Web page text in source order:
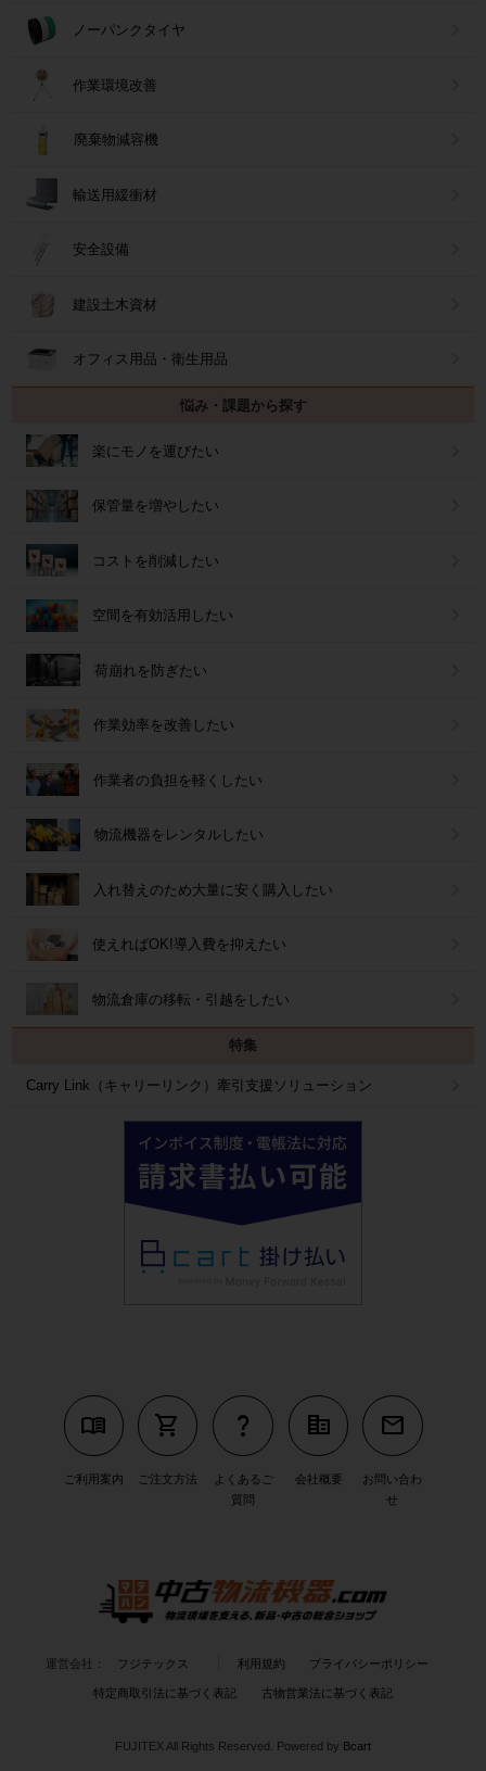
ノーパンクタイヤ
作業環境改善
廃棄物減容機
輸送用緩衝材
安全設備
建設土木資材
オフィス用品・衛生用品
悩み・課題から探す
楽にモノを運びたい
保管量を増やしたい
コストを削減したい
空間を有効活用したい
荷崩れを防ぎたい
作業効率を改善したい
作業者の負担を軽くしたい
物流機器をレンタルしたい
入れ替えのため大量に安く購入したい
使えればOK!導入費を抑えたい
物流倉庫の移転・引越をしたい
特集
Carry Link（キャリーリンク）牽引支援ソリューション
menu_book
ご利用案内
shopping_cart
ご注文方法
question_mark
よくあるご
質問
corporate_fare
会社概要
mail
お問い合わ
せ
運営会社： フジテックス 利用規約 プライバシーポリシー
特定商取引法に基づく表記 古物営業法に基づく表記
FUJITEX All Rights Reserved. Powered by Bcart